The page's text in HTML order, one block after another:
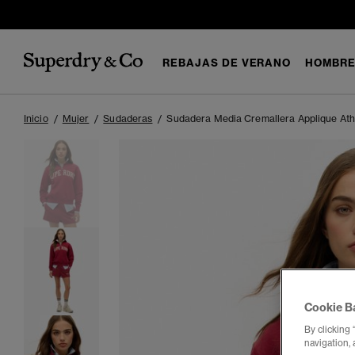
REBAJAS DE VERANO
Inicio Mujer Sudaderas Sudadera Media Cremallera Applique
Cookie
By clicking
navigation,